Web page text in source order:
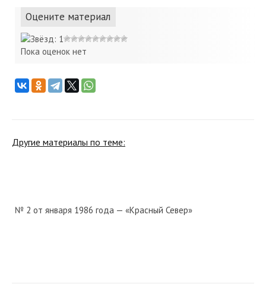
Оцените материал
Пока оценок нет
Другие материалы по теме:
№ 2 от января 1986 года — «Красный Север»